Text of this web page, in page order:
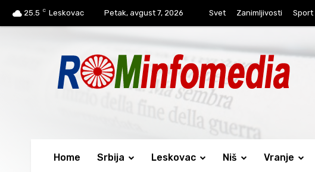
25.5 C Leskovac Petak, avgust 7, 2026 Svet Zanimljivosti Sport
Home Srbija Leskovac Niš Vranje